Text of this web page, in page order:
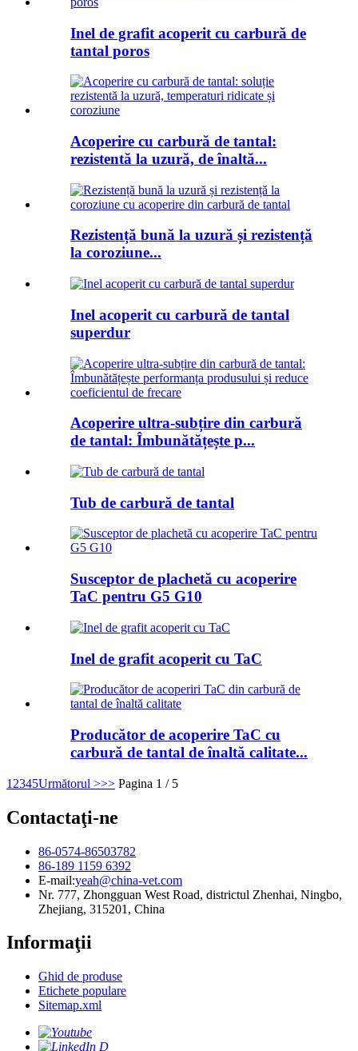
Inel de grafit acoperit cu carbură de
tantal poros
Acoperire cu carbură de tantal:
rezistentă la uzură, de înaltă...
Rezistență bună la uzură și rezistență
la coroziune...
Inel acoperit cu carbură de tantal
superdur
Acoperire ultra-subțire din carbură
de tantal: Îmbunătățește p...
Tub de carbură de tantal
Susceptor de plachetă cu acoperire
TaC pentru G5 G10
Inel de grafit acoperit cu TaC
Producător de acoperire TaC cu
carbură de tantal de înaltă calitate...
1 2345Următorul >>> Pagina 1 / 5
Contactaţi-ne
86-0574-86503782
86-189 1159 6392
E-mail:yeah@china-vet.com
Nr. 777, Zhongguan West Road, districtul Zhenhai, Ningbo,
Zhejiang, 315201, China
Informaţii
Ghid de produse
Etichete populare
Sitemap.xml